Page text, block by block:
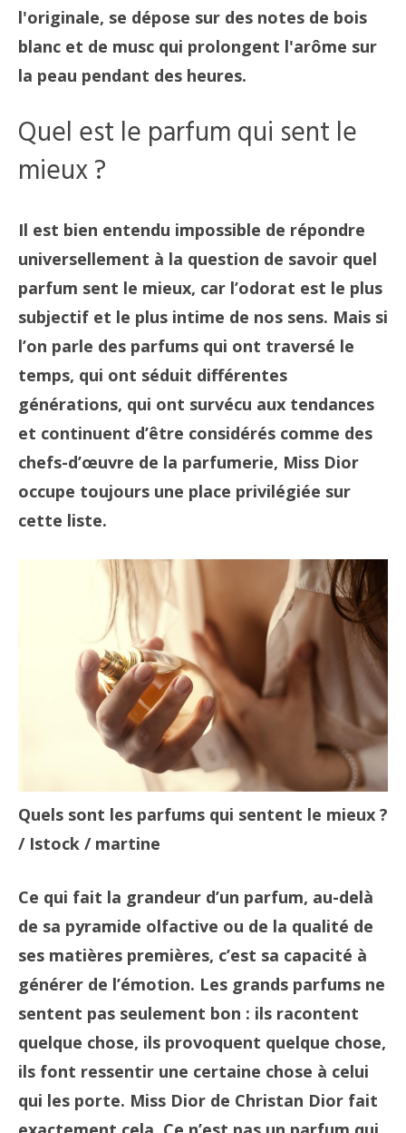
l'originale, se dépose sur des notes de bois
blanc et de musc qui prolongent l'arôme sur
la peau pendant des heures.
Quel est le parfum qui sent le
mieux ?
Il est bien entendu impossible de répondre
universellement à la question de savoir quel
parfum sent le mieux, car l’odorat est le plus
subjectif et le plus intime de nos sens. Mais si
l’on parle des parfums qui ont traversé le
temps, qui ont séduit différentes
générations, qui ont survécu aux tendances
et continuent d’être considérés comme des
chefs-d’œuvre de la parfumerie, Miss Dior
occupe toujours une place privilégiée sur
cette liste.
Quels sont les parfums qui sentent le mieux ?
/ Istock / martine
Ce qui fait la grandeur d’un parfum, au-delà
de sa pyramide olfactive ou de la qualité de
ses matières premières, c’est sa capacité à
générer de l’émotion. Les grands parfums ne
sentent pas seulement bon : ils racontent
quelque chose, ils provoquent quelque chose,
ils font ressentir une certaine chose à celui
qui les porte. Miss Dior de Christan Dior fait